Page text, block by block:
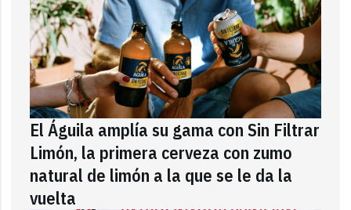
El Águila amplía su gama con Sin Filtrar
Limón, la primera cerveza con zumo
natural de limón a la que se le da la
vuelta